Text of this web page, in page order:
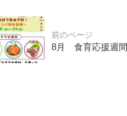
8月 食育応援週間